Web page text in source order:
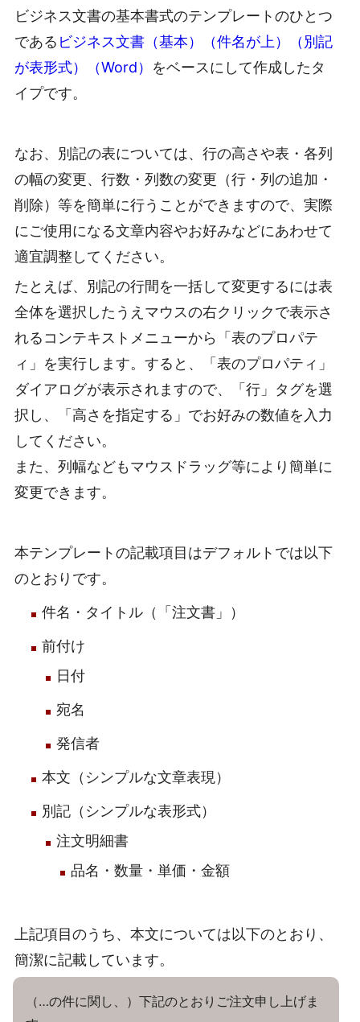
ビジネス文書の基本書式のテンプレートのひとつ
である ビジネス文書（基本）（件名が上）（別記
が表形式）（Word） をベースにして作成したタ
イプです。
なお、別記の表については、行の高さや表・各列
の幅の変更、行数・列数の変更（行・列の追加・
削除）等を簡単に行うことができますので、実際
にご使用になる文章内容やお好みなどにあわせて
適宜調整してください。
たとえば、別記の行間を一括して変更するには表
全体を選択したうえマウスの右クリックで表示さ
れるコンテキストメニューから「表のプロパテ
ィ」を実行します。すると、「表のプロパティ」
ダイアログが表示されますので、「行」タグを選
択し、「高さを指定する」でお好みの数値を入力
してください。
また、列幅などもマウスドラッグ等により簡単に
変更できます。
本テンプレートの記載項目はデフォルトでは以下
のとおりです。
件名・タイトル（「注文書」）
前付け
日付
宛名
発信者
本文（シンプルな文章表現）
別記（シンプルな表形式）
注文明細書
品名・数量・単価・金額
上記項目のうち、本文については以下のとおり、
簡潔に記載しています。
（…の件に関し、）下記のとおりご注文申し上げま